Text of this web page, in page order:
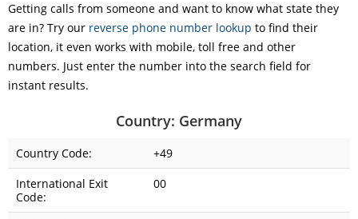
Getting calls from someone and want to know what state they
are in? Try our reverse phone number lookup to find their
location, it even works with mobile, toll free and other
numbers. Just enter the number into the search field for
instant results.
Country: Germany
Country Code:
+49
International Exit
Code:
00